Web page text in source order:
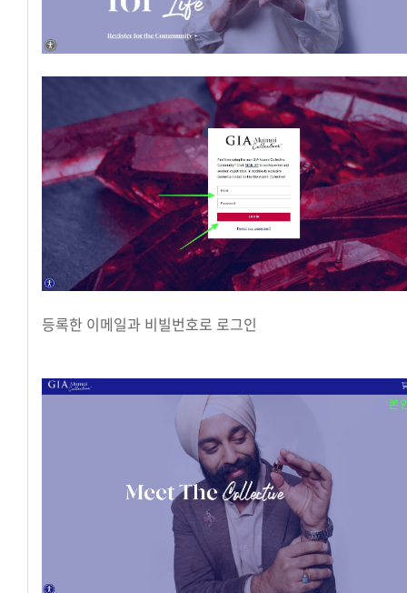
등록한 이메일과 비빌번호로 로그인